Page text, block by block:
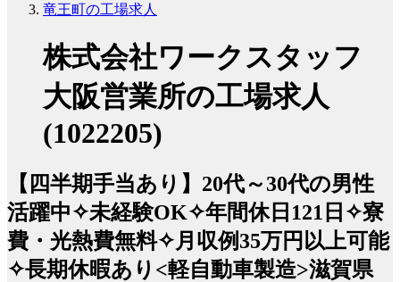
竜王町の工場求人
株式会社ワークスタッフ
大阪営業所の工場求人
(1022205)
【四半期手当あり】20代～30代の男性
活躍中✧未経験OK✧年間休日121日✧寮
費・光熱費無料✧月収例35万円以上可能
✧長期休暇あり<軽自動車製造>滋賀県